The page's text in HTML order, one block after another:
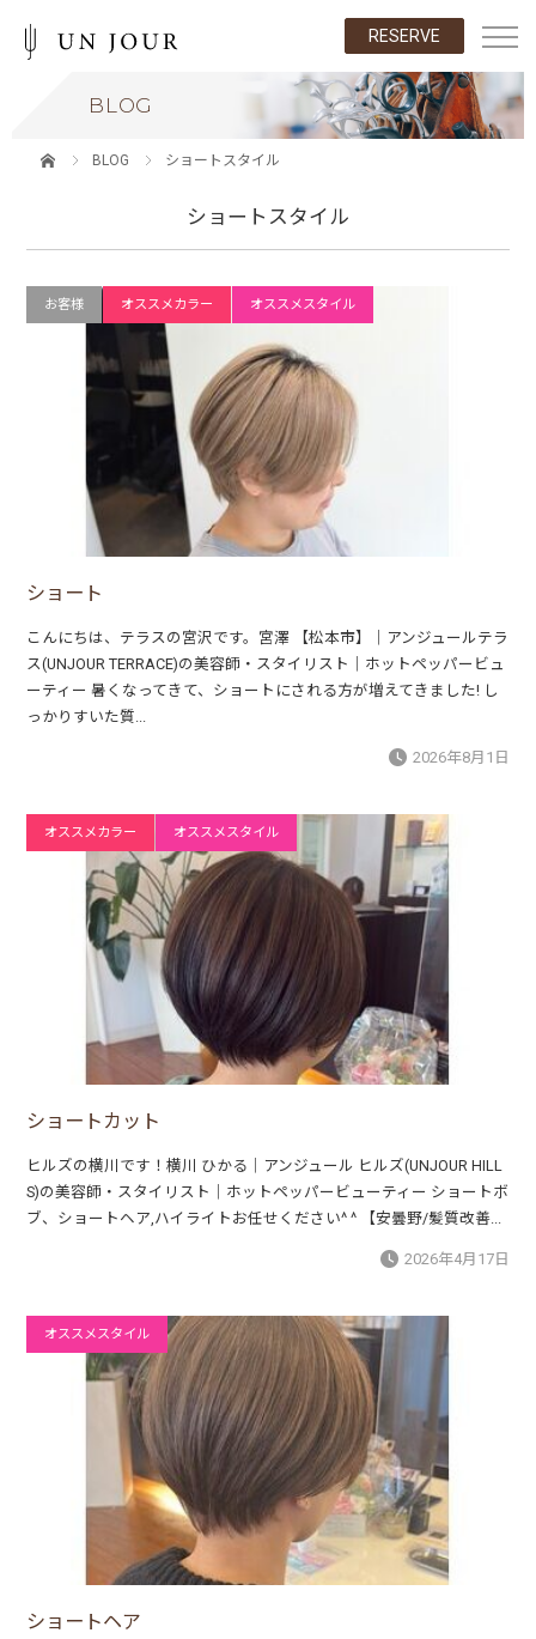
RESERVE
BLOG
BLOG ショートスタイル
ショートスタイル
お客様 オススメカラー オススメスタイル
ショート
こんにちは、テラスの宮沢です。宮澤 【松本市】｜アンジュールテラ
ス(UNJOUR TERRACE)の美容師・スタイリスト｜ホットペッパービュ
ーティー 暑くなってきて、ショートにされる方が増えてきました! し
っかりすいた質...
2026年8月1日
オススメカラー オススメスタイル
ショートカット
ヒルズの横川です！横川 ひかる｜アンジュール ヒルズ(UNJOUR HILL
S)の美容師・スタイリスト｜ホットペッパービューティー ショートボ
ブ、ショートヘア,ハイライトお任せください^ ^ 【安曇野/髪質改善...
2026年4月17日
オススメスタイル
ショートヘア